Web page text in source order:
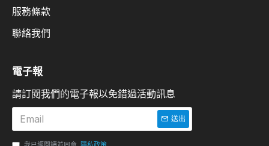
服務條款
聯絡我們
電子報
請訂閱我們的電子報以免錯過活動訊息
送出